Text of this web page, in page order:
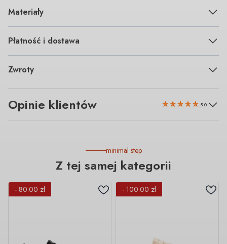
Materiały
Płatność i dostawa
Zwroty
Opinie klientów 5.0
minimal step
Z tej samej kategorii
- 80.00 zł - 100.00 zł